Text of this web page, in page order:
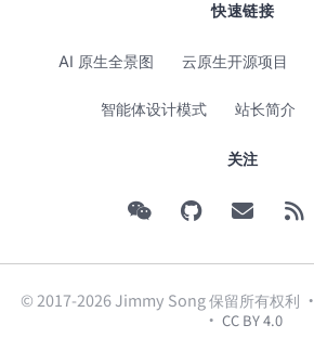
快速链接
AI 原生全景图 云原生开源项目
智能体设计模式 站长简介
关注
© 2017-2026 Jimmy Song 保留所有权利 ·
· CC BY 4.0